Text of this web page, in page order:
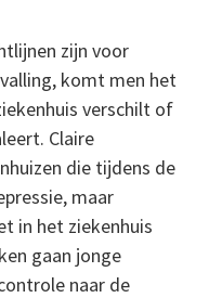
zijn voor
komt men het
verschilt of
Claire
die tijdens de
maar
in het ziekenhuis
gaan jonge
naar de